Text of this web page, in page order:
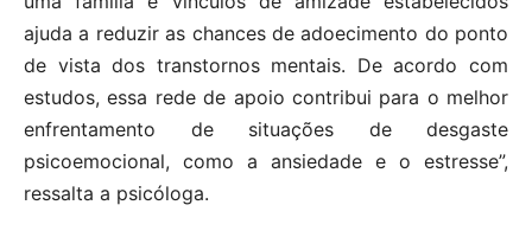
ajuda a reduzir as chances de adoecimento do ponto
de vista dos transtornos mentais. De acordo com
estudos, essa rede de apoio contribui para o melhor
enfrentamento de situações de desgaste
psicoemocional, como a ansiedade e o estresse”,
ressalta a psicóloga.